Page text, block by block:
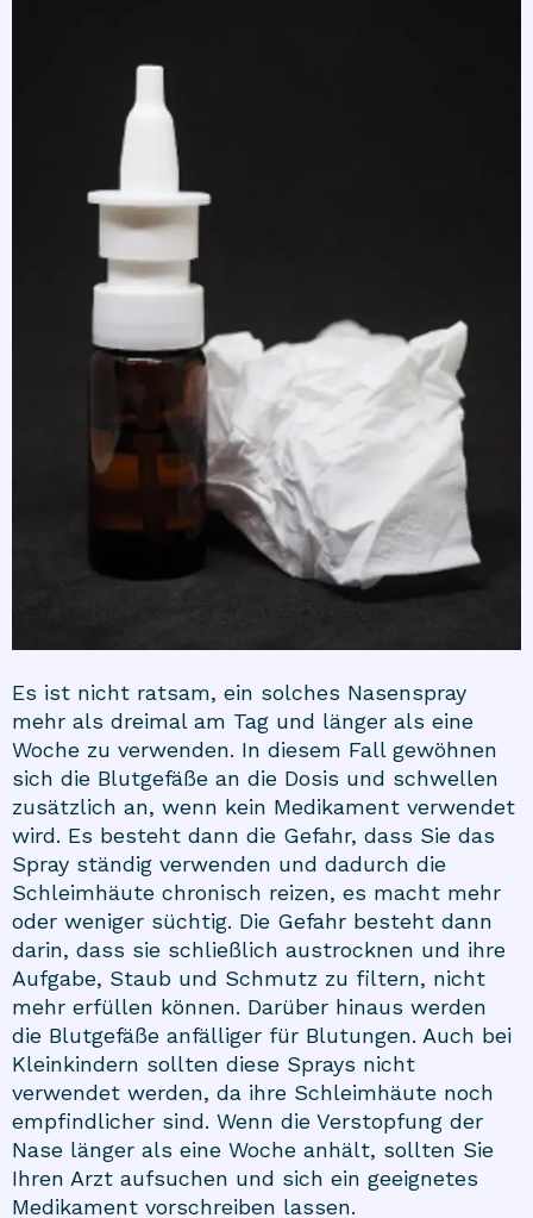
Es ist nicht ratsam, ein solches Nasenspray
mehr als dreimal am Tag und länger als eine
Woche zu verwenden. In diesem Fall gewöhnen
sich die Blutgefäße an die Dosis und schwellen
zusätzlich an, wenn kein Medikament verwendet
wird. Es besteht dann die Gefahr, dass Sie das
Spray ständig verwenden und dadurch die
Schleimhäute chronisch reizen, es macht mehr
oder weniger süchtig. Die Gefahr besteht dann
darin, dass sie schließlich austrocknen und ihre
Aufgabe, Staub und Schmutz zu filtern, nicht
mehr erfüllen können. Darüber hinaus werden
die Blutgefäße anfälliger für Blutungen. Auch bei
Kleinkindern sollten diese Sprays nicht
verwendet werden, da ihre Schleimhäute noch
empfindlicher sind. Wenn die Verstopfung der
Nase länger als eine Woche anhält, sollten Sie
Ihren Arzt aufsuchen und sich ein geeignetes
Medikament vorschreiben lassen.